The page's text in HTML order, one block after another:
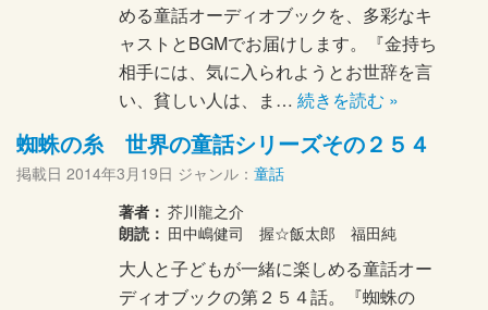
める童話オーディオブックを、多彩なキ
ャストとBGMでお届けします。『金持ち
相手には、気に入られようとお世辞を言
い、貧しい人は、ま… 続きを読む »
蜘蛛の糸 世界の童話シリーズその２５４
掲載日 2014年3月19日 ジャンル： 童話
著者： 芥川龍之介
朗読： 田中嶋健司 握☆飯太郎 福田純
大人と子どもが一緒に楽しめる童話オー
ディオブックの第２５４話。『蜘蛛の